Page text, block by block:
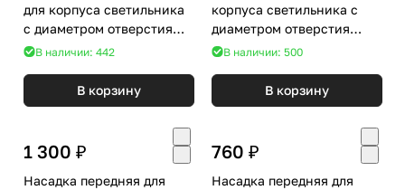
для корпуса светильника
с диаметром отверстия
D85mm Ambrella Diy Spot
В наличии: 442
В корзину
корпуса светильника с
диаметром отверстия
D85mm Ambrella Diy Spot
В наличии: 500
В корзину
1 300 ₽
Насадка передняя для
760 ₽
Насадка передняя для